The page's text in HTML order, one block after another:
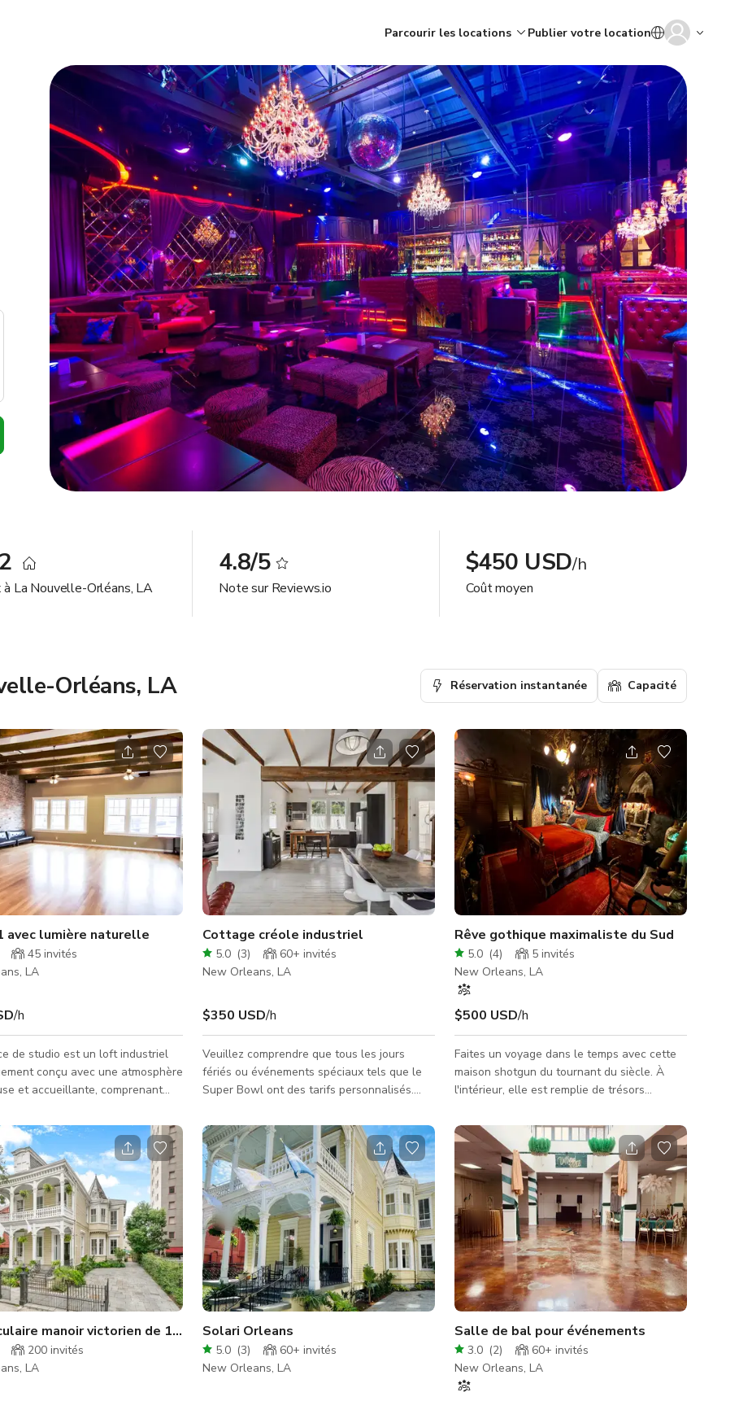
Parcourir les locations Publier votre location
à La Nouvelle-Orléans, LA
4.8/5
Note sur Reviews.io
$450 USD/h
Coût moyen
Orléans, LA Réservation instantanée Capacité
salle de bal & jardins
avec lumière naturelle
45 invités
LA
/h
de studio est un loft industriel
conçu avec une atmosphère
et accueillante, comprenant
bois rustiques et de grandes
une abondance de lumière
plan ouvert et le sol en bois
font un cadre idéal pour des
des rassemblements
productions créatives et des
parfait
et fonctionnalité,
Cottage créole industriel
5.0 (3) 60+ invités
New Orleans, LA
$350 USD/h
Veuillez comprendre que tous les jours
fériés ou événements spéciaux tels que le
Super Bowl ont des tarifs personnalisés.
prochain tournage ou séance photo à la
magnifique maison principale Creole
Cottage, où les séjours de nuit sont
possibles pour au moins trois nuits. Avec
une esthétique éclectique et moderne-
industrielle-chic, le plan ouvert offre une
multitude de configurations de tournage
disponibles. De hauts plafonds, des poutres
appar
Rêve gothique maximaliste du Sud
5.0 (4) 5 invités
New Orleans, LA
$500 USD/h
Faites un voyage dans le temps avec cette
maison shotgun du tournant du siècle. À
l'intérieur, elle est remplie de trésors
années, venant du monde entier. Elle est
sombre, d'ambiance, maximaliste,
victorienne. Lorsque vous ouvrez la porte,
vous êtes accueilli par une décoration
gothique du Sud. La taxidermie ancienne
abonde, de petits démons sont assis sur
chaque étagère. Est-elle hantée ? C'est
toujours le moment parfait de la soirée, peu
impo
manoir victorien de 1886 à la Nouvelle-Orléans
200 invités
LA
Solari Orleans
5.0 (3) 60+ invités
New Orleans, LA
Salle de bal pour événements
3.0 (2) 60+ invités
New Orleans, LA